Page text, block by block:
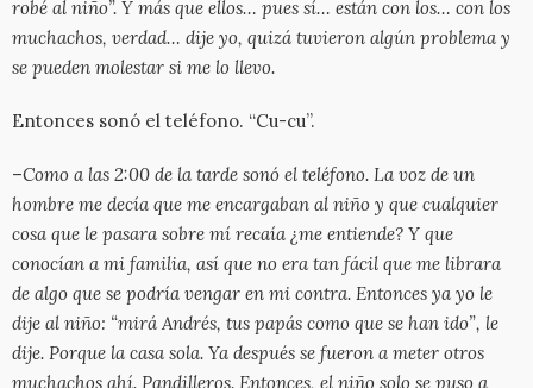
robé al niño”. Y más que ellos… pues sí… están con los… con los
muchachos, verdad… dije yo, quizá tuvieron algún problema y
se pueden molestar si me lo llevo.
Entonces sonó el teléfono. “Cu-cu”.
–Como a las 2:00 de la tarde sonó el teléfono. La voz de un
hombre me decía que me encargaban al niño y que cualquier
cosa que le pasara sobre mí recaía ¿me entiende? Y que
conocían a mi familia, así que no era tan fácil que me librara
de algo que se podría vengar en mi contra. Entonces ya yo le
dije al niño: “mirá Andrés, tus papás como que se han ido”, le
dije. Porque la casa sola. Ya después se fueron a meter otros
muchachos ahí. Pandilleros. Entonces, el niño solo se puso a